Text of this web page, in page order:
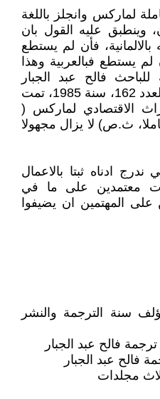
لماركس وانجلز باللغة
وينطبق عليه القول بان
فأن لم يستطع
لم يستطع فبالعربية وهذا
فالح عبد الجبار
نشرت في الثقافة الجديدة ، العدد 162، سنة 1985، تمت
الاقتصادي لماركس (
ث.ص) لا يزال مجهولا
ادناه ثبتا بالاعمال
معتمدين على ما في
المهتمين ان يضيفوا
سنة الترجمة والنشر
مجلدات